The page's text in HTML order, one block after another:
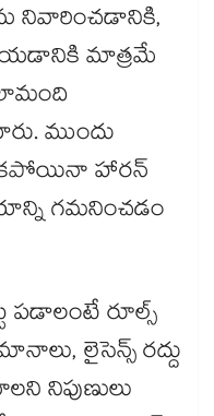
నివారించడానికి,
మాత్రమే
ముందు
హారన్​
గమనించడం
పడాలంటే రూల్స్​
లైసెన్స్ రద్దు
నిపుణులు